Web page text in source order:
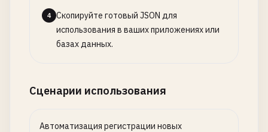
4
Скопируйте готовый JSON для
использования в ваших приложениях или
базах данных.
Сценарии использования
Автоматизация регистрации новых